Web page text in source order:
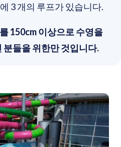
3 개의 루프가 있습니다.
150cm 이상으로 수영을
분들을 위한만 것입니다.